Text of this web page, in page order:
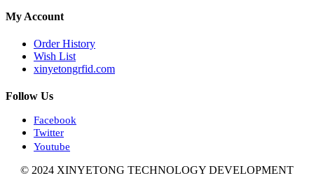
My Account
Order History
Wish List
xinyetongrfid.com
Follow Us
Facebook
Twitter
Youtube
© 2024 XINYETONG TECHNOLOGY DEVELOPMENT